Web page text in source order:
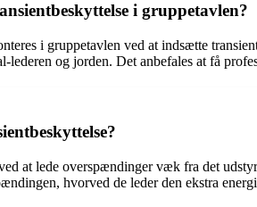
i gruppetavlen?
i gruppetavlen ved at indsætte
lederen og jorden. Det anbefales at få
at lede overspændinger væk fra det
hvorved de leder den ekstra